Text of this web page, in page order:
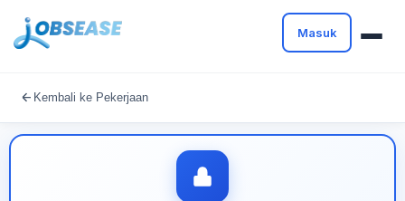
Masuk
Kembali ke Pekerjaan
Buat profil Anda untuk membuka kunci pencocokan